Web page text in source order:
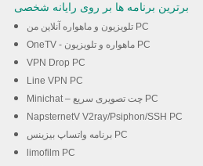
برترین برنامه ها بر روی رایانه شخصی
تلویزیون و ماهواره آنلاین من PC
OneTV - ماهواره و تلویزیون PC
VPN Drop PC
Line VPN PC
Minichat – چت تصویری سریع PC
NapsternetV V2ray/Psiphon/SSH PC
برنامه واتساپ بیزینس PC
limofilm PC